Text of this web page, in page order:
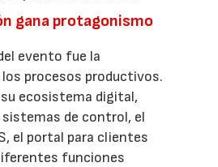
gana protagonismo
evento fue la
procesos productivos.
ecosistema digital,
de control, el
el portal para clientes
funciones